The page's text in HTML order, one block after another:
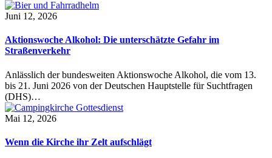
Juni 12, 2026
Aktionswoche Alkohol: Die unterschätzte Gefahr im
Straßenverkehr
Anlässlich der bundesweiten Aktionswoche Alkohol, die vom 13.
bis 21. Juni 2026 von der Deutschen Hauptstelle für Suchtfragen
(DHS)…
Mai 12, 2026
Wenn die Kirche ihr Zelt aufschlägt